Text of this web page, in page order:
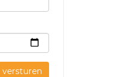
versturen